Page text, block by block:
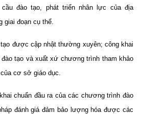
đào tạo, phát triển nhân lực của địa
đoạn cụ thể.
được cập nhật thường xuyên; công khai
tạo và xuất xứ chương trình tham khảo
cơ sở giáo dục.
chuẩn đầu ra của các chương trình đào
đánh giá đảm bảo lượng hóa được các